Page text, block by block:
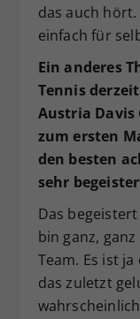
das auch
einfach für
Ein anderes
Tennis
Austria Davis
zum ersten
den besten
sehr
Das
bin ganz,
Team. Es ist
das zuletzt